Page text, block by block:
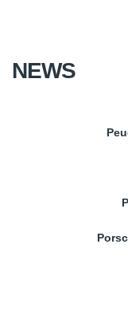
NEWS